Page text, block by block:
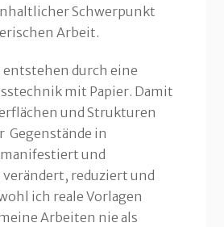
Schwerpunkt
Arbeit.
entstehen durch eine
mit Papier. Damit
und Strukturen
Gegenstände in
und
reduziert und
ich reale Vorlagen
Arbeiten nie als